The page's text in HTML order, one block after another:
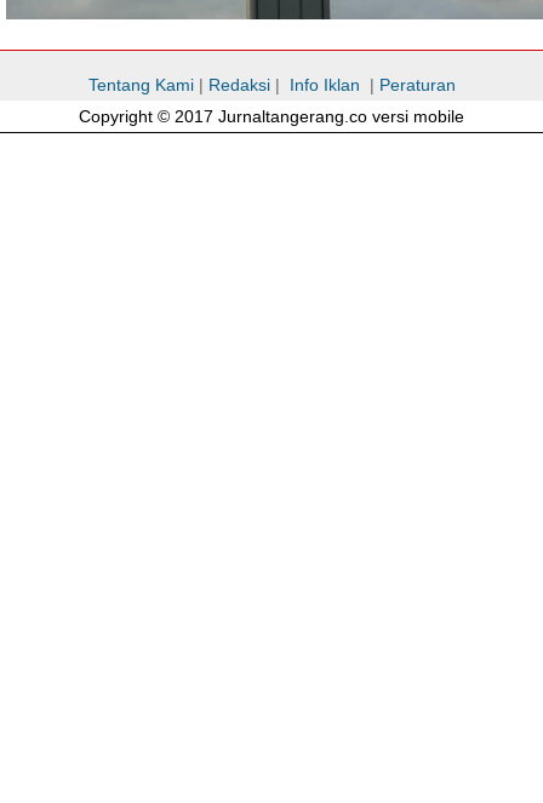
Tentang Kami| Redaksi| Info Iklan | Peraturan
Copyright © 2017 Jurnaltangerang.co versi mobile